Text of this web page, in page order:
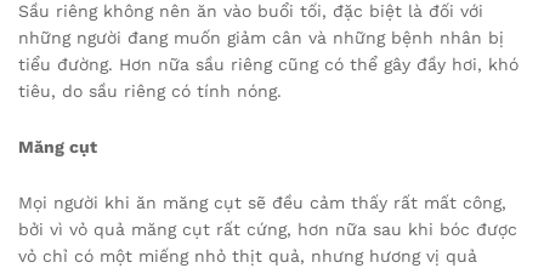
Sầu riêng không nên ăn vào buổi tối, đặc biệt là đối với
những người đang muốn giảm cân và những bệnh nhân bị
tiểu đường. Hơn nữa sầu riêng cũng có thể gây đầy hơi, khó
tiêu, do sầu riêng có tính nóng.
Măng cụt
Mọi người khi ăn măng cụt sẽ đều cảm thấy rất mất công,
bởi vì vỏ quả măng cụt rất cứng, hơn nữa sau khi bóc được
vỏ chỉ có một miếng nhỏ thịt quả, nhưng hương vị quả